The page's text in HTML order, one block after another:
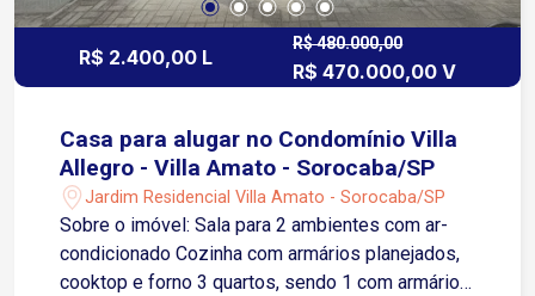
restaurantes. O condomínio também está
próximo à Avenida Antônio Carlos Comitre (cerca
de 3 minutos) e à Avenida Washington Luiz
principais vias de Sorocaba, proporcionando fácil
acesso ao Centro da cidade, à Zona Industrial e
aos bairros da Zona Sul. Entre em contato e
agende sua visita!
R$ 2.400,00 L
R$ 480.000,00
R$ 470.000,00 V
Casa para alugar no Condomínio Villa
Allegro - Villa Amato - Sorocaba/SP
Jardim Residencial Villa Amato - Sorocaba/SP
Sobre o imóvel: Sala para 2 ambientes com ar-
condicionado Cozinha com armários planejados,
cooktop e forno 3 quartos, sendo 1 com armários